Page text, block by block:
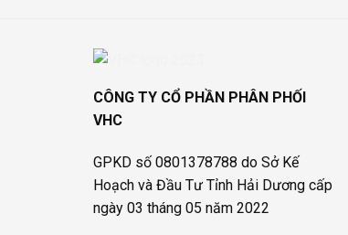
CÔNG TY CỔ PHẦN PHÂN PHỐI
VHC
GPKD số 0801378788 do Sở Kế
Hoạch và Đầu Tư Tỉnh Hải Dương cấp
ngày 03 tháng 05 năm 2022